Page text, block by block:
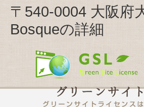
〒540-0004 大阪府
Bosqueの詳細